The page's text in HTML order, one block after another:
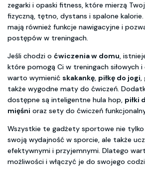
zegarki i opaski fitness, które mierzą
fizyczną, tętno, dystans i spalone kalorie.
mają również funkcje nawigacyjne i
postępów w treningach.
Jeśli chodzi o ćwiczenia w domu,
które pomogą Ci w treningach siłowych
warto wymienić skakankę, piłkę do jogi,
także wygodne maty do ćwiczeń.
dostępne są inteligentne hula hop, piłki
mięśni oraz sety do ćwiczeń
Wszystkie te gadżety sportowe nie
swoją wydajność w sporcie, ale także
efektywnymi i przyjemnymi. Dlatego
możliwości i włączyć je do swojego